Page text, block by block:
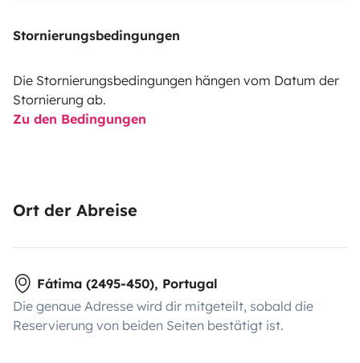
Stornierungsbedingungen
Die Stornierungsbedingungen hängen vom Datum der
Stornierung ab.
Zu den Bedingungen
Ort der Abreise
Fátima (2495-450), Portugal
Die genaue Adresse wird dir mitgeteilt, sobald die
Reservierung von beiden Seiten bestätigt ist.